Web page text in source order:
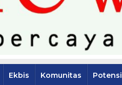
Ekbis Komunitas Potensi